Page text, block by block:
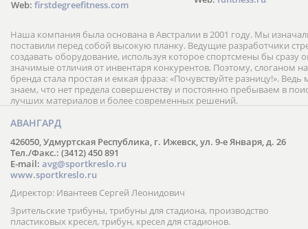
Web: firstdegreefitness.com
Наша компания была основана в Австралии в 2001 году. Мы
поставили перед собой высокую планку. Ведущие разработчики
создавать оборудование, используя которое спортсмены бы сразу
значимые отличия от инвентаря конкурентов. Поэтому, слоганом
бренда стала простая и емкая фраза: «Почувствуйте разницу!».
знаем, что нет предела совершенству и постоянно пребываем в
лучших материалов и более современных решений.
АВАНГАРД
426050, Удмуртская Республика, г. Ижевск, ул. 9-е Января, д. 26
Тел./Факс.: (3412) 450 891
E-mail: avg@sportkreslo.ru
www.sportkreslo.ru
Директор: Ивантеев Сергей Леонидович
Зрительские трибуны, трибуны для стадиона, производство
пластиковых кресел, трибун, кресел для стадионов.